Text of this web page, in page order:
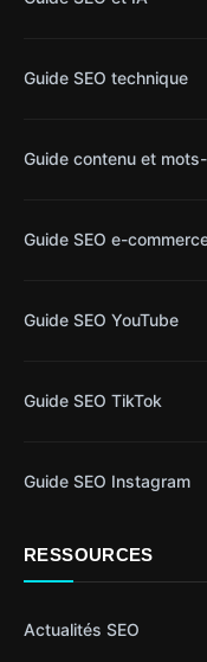
Guide SEO technique
Guide contenu et
Guide SEO e-
Guide SEO YouTube
Guide SEO TikTok
Guide SEO Instagram
RESSOURCES
Actualités SEO